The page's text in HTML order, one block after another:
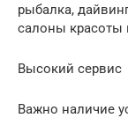
рыбалка,
салоны красоты
Высокий сервис
Важно наличие